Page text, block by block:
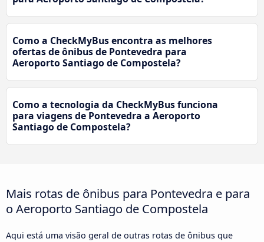
Como a CheckMyBus encontra as melhores
ofertas de ônibus de Pontevedra para
Aeroporto Santiago de Compostela?
Como a tecnologia da CheckMyBus funciona
para viagens de Pontevedra a Aeroporto
Santiago de Compostela?
Mais rotas de ônibus para Pontevedra e para
o Aeroporto Santiago de Compostela
Aqui está uma visão geral de outras rotas de ônibus que